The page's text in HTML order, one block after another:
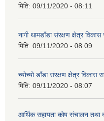
मिति: 09/11/2020 - 08:11
नागी थामडाँडा संरक्षण क्षेत्र
मिति: 09/11/2020 - 08:09
च्योच्यो डाँडा संरक्षण क्षेत्र विकास
मिति: 09/11/2020 - 08:07
आर्थिक सहायता कोष संचालन तथा